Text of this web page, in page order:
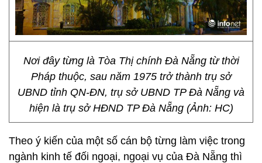
Nơi đây từng là Tòa Thị chính Đà Nẵng từ thời
Pháp thuộc, sau năm 1975 trở thành trụ sở
UBND tỉnh QN-ĐN, trụ sở UBND TP Đà Nẵng và
hiện là trụ sở HĐND TP Đà Nẵng (Ảnh: HC)
Theo ý kiến của một số cán bộ từng làm việc trong
ngành kinh tế đối ngoại, ngoại vụ của Đà Nẵng thì